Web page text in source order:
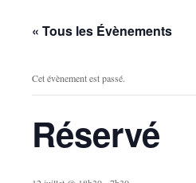
« Tous les Évènements
Cet évènement est passé.
Réservé